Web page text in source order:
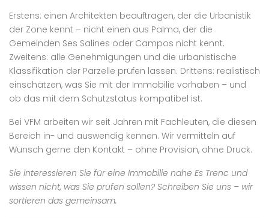
Erstens: einen Architekten beauftragen, der die Urbanistik
der Zone kennt – nicht einen aus Palma, der die
Gemeinden Ses Salines oder Campos nicht kennt.
Zweitens: alle Genehmigungen und die urbanistische
Klassifikation der Parzelle prüfen lassen. Drittens: realistisch
einschätzen, was Sie mit der Immobilie vorhaben – und
ob das mit dem Schutzstatus kompatibel ist.
Bei VFM arbeiten wir seit Jahren mit Fachleuten, die diesen
Bereich in- und auswendig kennen. Wir vermitteln auf
Wunsch gerne den Kontakt – ohne Provision, ohne Druck.
Sie interessieren Sie für eine Immobilie nahe Es Trenc und
wissen nicht, was Sie prüfen sollen? Schreiben Sie uns – wir
sortieren das gemeinsam.